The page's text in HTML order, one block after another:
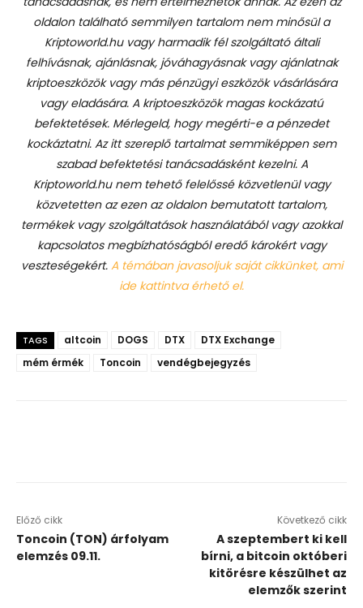
oldalon található semmilyen tartalom nem minősül a
Kriptoworld.hu vagy harmadik fél szolgáltató általi
felhívásnak, ajánlásnak, jóváhagyásnak vagy ajánlatnak
kriptoeszközök vagy más pénzügyi eszközök vásárlására
vagy eladására. A kriptoeszközök magas kockázatú
befektetések. Mérlegeld, hogy megérti-e a pénzedet
kockáztatni. Az itt szereplő tartalmat semmiképpen sem
szabad befektetési tanácsadásként kezelni. A
Kriptoworld.hu nem tehető felelőssé közvetlenül vagy
közvetetten az ezen az oldalon bemutatott tartalom,
termékek vagy szolgáltatások használatából vagy azokkal
kapcsolatos megbízhatóságból eredő károkért vagy
veszteségekért. A témában javasoljuk saját cikkünket, ami
ide kattintva érhető el.
TAGS altcoin DOGS DTX
DTX Exchange
mém érmék
Toncoin vendégbejegyzés
Előző cikk
Toncoin (TON) árfolyam
elemzés 09.11.
Következő cikk
A szeptembert ki kell
bírni, a bitcoin októberi
kitörésre készülhet az
elemzők szerint